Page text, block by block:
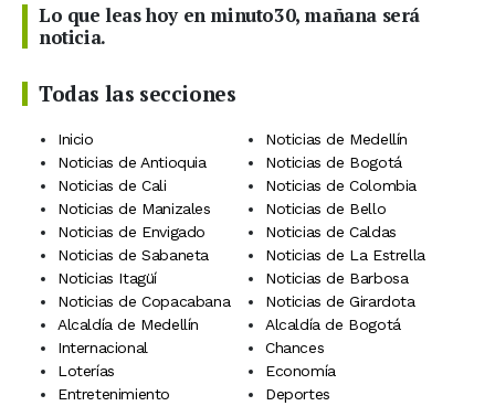
Lo que leas hoy en minuto30, mañana será
noticia.
Todas las secciones
Inicio
Noticias de Medellín
Noticias de Antioquia
Noticias de Bogotá
Noticias de Cali
Noticias de Colombia
Noticias de Manizales
Noticias de Bello
Noticias de Envigado
Noticias de Caldas
Noticias de Sabaneta
Noticias de La Estrella
Noticias Itagüí
Noticias de Barbosa
Noticias de Copacabana
Noticias de Girardota
Alcaldía de Medellín
Alcaldía de Bogotá
Internacional
Chances
Loterías
Economía
Entretenimiento
Deportes